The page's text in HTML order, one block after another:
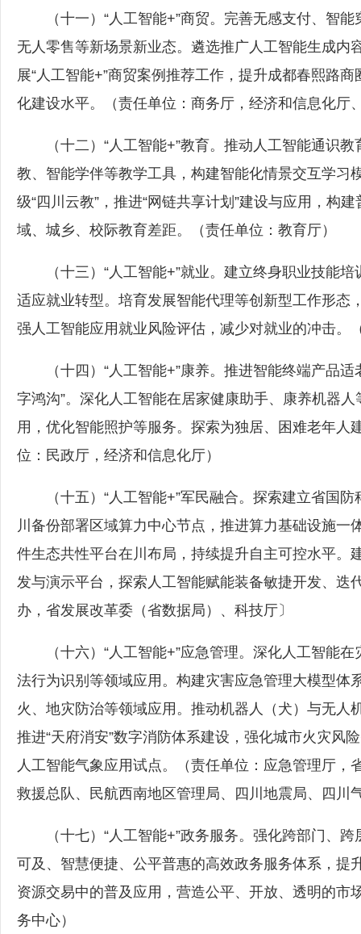
（十一）“人工智能+”商贸。完善无感支付、智能
无人零售等新场景新业态。遴选推广人工智能生成内
展“人工智能+”商贸案例推荐工作，提升成都春熙路
化建设水平。（责任单位：商务厅，经济和信息化厅
（十二）“人工智能+”教育。推动人工智能通识教
教、智能学伴等教学工具，构建智能化情景交互学习
级“四川云教”，推进“网链共享计划”建设与应用，构
域、城乡、校际教育差距。（责任单位：教育厅）
（十三）“人工智能+”就业。建立终身职业技能培
适应就业转型。培育发展智能代理等创新型工作形态
强人工智能应用就业风险评估，减少对就业的冲击。
（十四）“人工智能+”康养。推进智能终端产品适
字鸿沟”。深化人工智能在居家健康助手、康养机器
用，优化智能照护等服务。探索为独居、困难老年人
位：民政厅，经济和信息化厅）
（十五）“人工智能+”军民融合。探索建立省国防
川备份部署区域算力中心节点，推进算力基础设施
件生态共性平台在川布局，持续提升自主可控水平。
发与演示平台，探索人工智能赋能装备敏捷开发、迭
办，省发展改革委（省数据局）、科技厅〕
（十六）“人工智能+”应急管理。深化人工智能在
法行为识别等领域应用。构建灾害应急管理大模型体
火、地灾防治等领域应用。推动机器人（犬）与无
推进“天府消安”数字消防体系建设，强化城市火灾风
人工智能气象应用试点。（责任单位：应急管理厅
救援总队、民航西南地区管理局、四川地震局、四川
（十七）“人工智能+”政务服务。强化跨部门、跨
可及、智慧便捷、公平普惠的高效政务服务体系，提
资源交易中的普及应用，营造公平、开放、透明的市
务中心）